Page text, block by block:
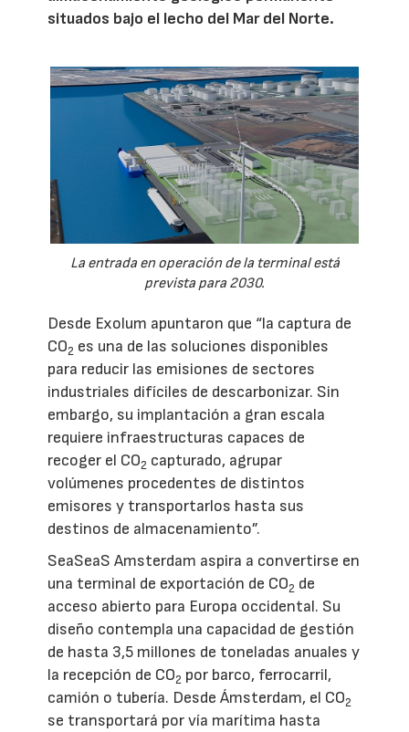
situados bajo el lecho del Mar del Norte.
La entrada en operación de la terminal está
prevista para 2030.
Desde Exolum apuntaron que “la captura de
CO2 es una de las soluciones disponibles
para reducir las emisiones de sectores
industriales difíciles de descarbonizar. Sin
embargo, su implantación a gran escala
requiere infraestructuras capaces de
recoger el CO2 capturado, agrupar
volúmenes procedentes de distintos
emisores y transportarlos hasta sus
destinos de almacenamiento”.
SeaSeaS Amsterdam aspira a convertirse en
una terminal de exportación de CO2 de
acceso abierto para Europa occidental. Su
diseño contempla una capacidad de gestión
de hasta 3,5 millones de toneladas anuales y
la recepción de CO2 por barco, ferrocarril,
camión o tubería. Desde Ámsterdam, el CO2
se transportará por vía marítima hasta